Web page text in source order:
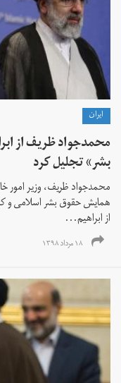
ايران
محمدجواد ظریف از
بشر» تجلیل کرد
محمدجواد ظریف، وزیر
همایش حقوق بشر اسلامی و
از ابراهیم...
۱۸ مرداد ۱۳۹۸